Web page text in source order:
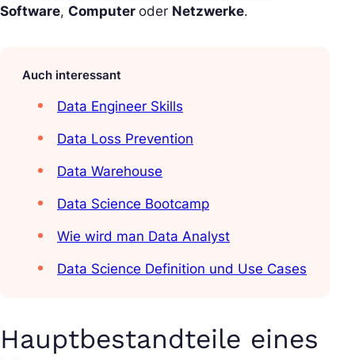
Software, Computer oder Netzwerke.
Auch interessant
Data Engineer Skills
Data Loss Prevention
Data Warehouse
Data Science Bootcamp
Wie wird man Data Analyst
Data Science Definition und Use Cases
Hauptbestandteile eines